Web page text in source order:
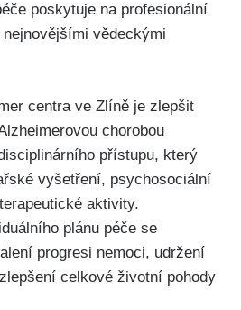
poskytuje na profesionální
vědeckými
centra ve Zlíně je zlepšit
chorobou
přístupu, který
vyšetření, psychosociální
aktivity.
plánu péče se
progresi nemoci, udržení
celkové životní pohody